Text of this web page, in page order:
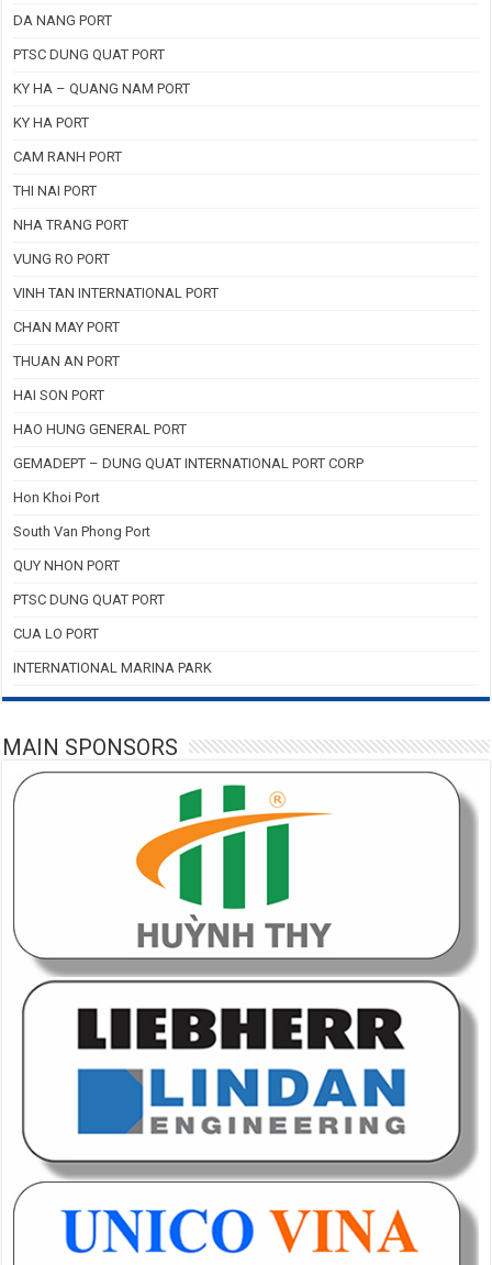
DA NANG PORT
PTSC DUNG QUAT PORT
KY HA – QUANG NAM PORT
KY HA PORT
CAM RANH PORT
THI NAI PORT
NHA TRANG PORT
VUNG RO PORT
VINH TAN INTERNATIONAL PORT
CHAN MAY PORT
THUAN AN PORT
HAI SON PORT
HAO HUNG GENERAL PORT
GEMADEPT – DUNG QUAT INTERNATIONAL PORT CORP
Hon Khoi Port
South Van Phong Port
QUY NHON PORT
PTSC DUNG QUAT PORT
CUA LO PORT
INTERNATIONAL MARINA PARK
MAIN SPONSORS